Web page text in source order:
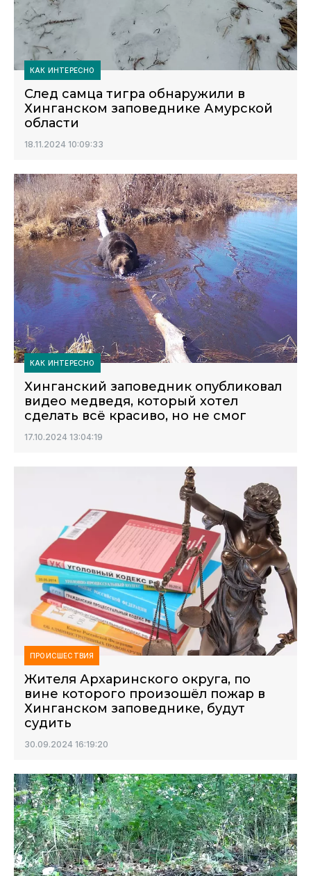
КАК ИНТЕРЕСНО
След самца тигра обнаружили в
Хинганском заповеднике Амурской
области
18.11.2024 10:09:33
КАК ИНТЕРЕСНО
Хинганский заповедник опубликовал
видео медведя, который хотел
сделать всё красиво, но не смог
17.10.2024 13:04:19
ПРОИСШЕСТВИЯ
Жителя Архаринского округа, по
вине которого произошёл пожар в
Хинганском заповеднике, будут
судить
30.09.2024 16:19:20